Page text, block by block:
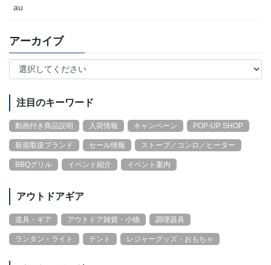
au
アーカイブ
注目のキーワード
動画付き商品説明 入荷情報 キャンペーン POP-UP SHOP
新規取扱ブランド セール情報 ストーブ／コンロ／ヒーター
BBQグリル イベント紹介 イベント案内
アウトドアギア
道具・ギア アウトドア雑貨・小物 調理器具
ランタン・ライト テント レジャーグッズ・おもちゃ